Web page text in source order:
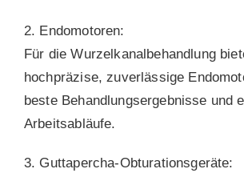
2. Endomotoren:
Für die Wurzelkanalbehandlung
hochpräzise, zuverlässige
beste Behandlungsergebnisse und
Arbeitsabläufe.
3. Guttapercha-Obturationsgeräte: